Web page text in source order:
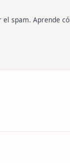
el spam. Aprende